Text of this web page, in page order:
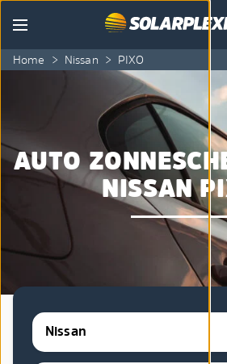
Skip to content
Menu
Home > Nissan > PIXO
AUTO
NISSAN
Nissan